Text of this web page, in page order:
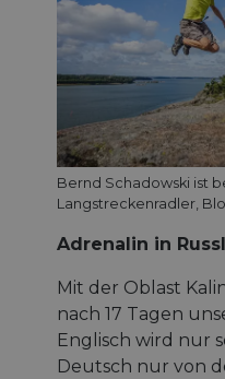
Bernd Schadowski ist
Langstreckenradler,
Adrenalin in
Mit der Oblast
nach 17 Tagen
Englisch wird nur
Deutsch nur von